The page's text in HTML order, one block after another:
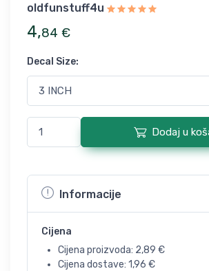
oldfunstuff4u
4,84 €
Decal Size:
Dodaj u
Informacije
Cijena
Cijena proizvoda: 2,89 €
Cijena dostave: 1,96 €